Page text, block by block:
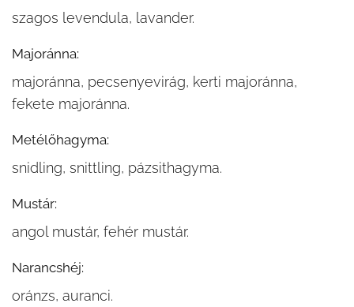
szagos levendula, lavander.
Majoránna:
majoránna, pecsenyevirág, kerti majoránna,
fekete majoránna.
Metélőhagyma:
snidling, snittling, pázsithagyma.
Mustár:
angol mustár, fehér mustár.
Narancshéj:
oránzs, auranci.